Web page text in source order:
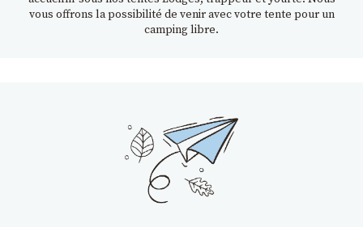
vous offrons la possibilité de venir avec votre tente pour un
camping libre.